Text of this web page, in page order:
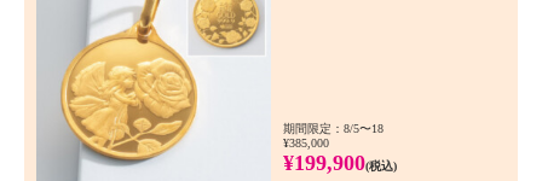
期間限定：8/5〜18
¥385,000
¥199,900(税込)